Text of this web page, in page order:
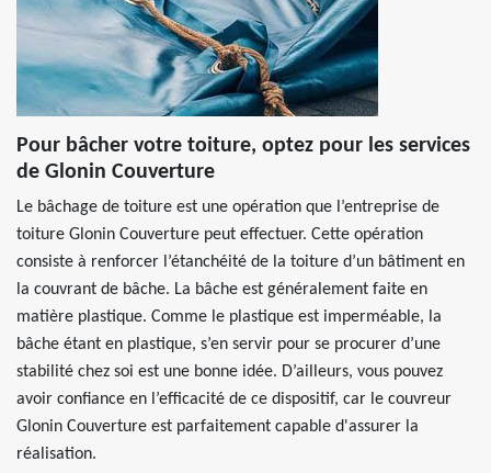
Pour bâcher votre toiture, optez pour les services
de Glonin Couverture
Le bâchage de toiture est une opération que l’entreprise de
toiture Glonin Couverture peut effectuer. Cette opération
consiste à renforcer l’étanchéité de la toiture d’un bâtiment en
la couvrant de bâche. La bâche est généralement faite en
matière plastique. Comme le plastique est imperméable, la
bâche étant en plastique, s’en servir pour se procurer d’une
stabilité chez soi est une bonne idée. D’ailleurs, vous pouvez
avoir confiance en l’efficacité de ce dispositif, car le couvreur
Glonin Couverture est parfaitement capable d'assurer la
réalisation.